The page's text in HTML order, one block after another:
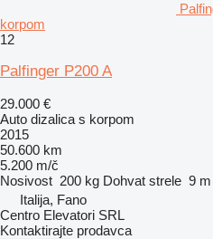
korpom
12
Palfinger P200 A
29.000 €
Auto dizalica s korpom
2015
50.600 km
5.200 m/č
Nosivost 200 kg Dohvat strele 9 m
Italija, Fano
Centro Elevatori SRL
Kontaktirajte prodavca